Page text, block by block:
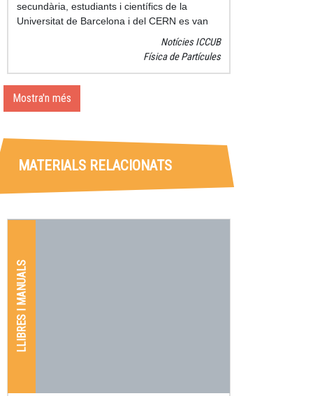
secundària, estudiants i científics de la
Universitat de Barcelona i del CERN es van
reunir a la Jornada d'Inauguració del curs
acadèmic 2024-2025 del projecte ADMIRA.
Notícies ICCUB
Física de Partícules
Mostra'n més
MATERIALS RELACIONATS
LLIBRES I MANUALS